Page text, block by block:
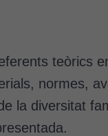
teòrics
normes,
la diversitat